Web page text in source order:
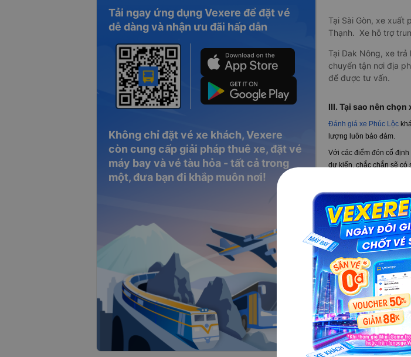
Tải ngay ứng dụng Vexere để đặt vé
dễ dàng và nhận ưu đãi hấp dẫn
Không chỉ đặt vé xe khách, Vexere
còn cung cấp giải pháp thuê xe, đặt vé
máy bay và vé tàu hỏa - tất cả trong
một, đưa bạn đi khắp muôn nơi!
Tại Sài Gòn, xe xuất
Thạnh. Xe hỗ trợ
Tại Dak Nông, xe
chuyển tận nơi địa
để được tư vấn.
III. Tại sao nên chọn
Đánh giá xe Phúc Lộc
lượng luôn bảo đảm.
Với các điểm đón cố
dự kiến, chắc chắn sẽ có
Nhân viên phục vụ
Bên cạnh đó, về cơ sở
khăn lạnh, nước uống,